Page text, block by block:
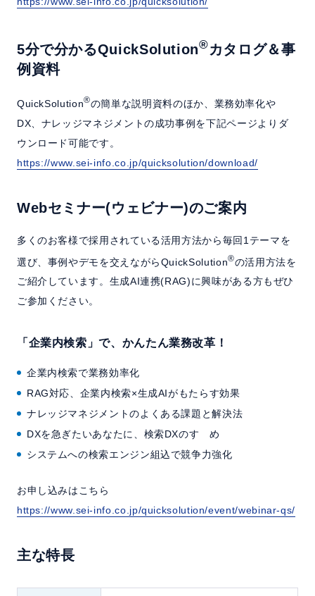
5分で分かるQuickSolution®カタログ＆事
例資料
QuickSolution®の簡単な説明資料のほか、業務効率化や
DX、ナレッジマネジメントの成功事例を下記ページよりダ
ウンロード可能です。
https://www.sei-info.co.jp/quicksolution/download/
Webセミナー(ウェビナー)のご案内
多くのお客様で採用されている活用方法から毎回1テーマを
選び、事例やデモを交えながらQuickSolution®の活用方法を
ご紹介しています。生成AI連携(RAG)に興味がある方もぜひ
ご参加ください。
「企業内検索」で、かんたん業務改革！
企業内検索で業務効率化
RAG対応、企業内検索×生成AIがもたらす効果
ナレッジマネジメントのよくある課題と解決法
DXを急ぎたいあなたに、検索DXのすゝめ
システムへの検索エンジン組込で競争力強化
お申し込みはこちら
https://www.sei-info.co.jp/quicksolution/event/webinar-qs/
主な特長